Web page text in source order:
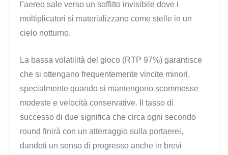
l’aereo sale verso un soffitto invisibile dove i
moltiplicatori si materializzano come stelle in un
cielo notturno.
La bassa volatilità del gioco (RTP 97%) garantisce
che si ottengano frequentemente vincite minori,
specialmente quando si mantengono scommesse
modeste e velocità conservative. Il tasso di
successo di due significa che circa ogni secondo
round finirà con un atterraggio sulla portaerei,
dandoti un senso di progresso anche in brevi